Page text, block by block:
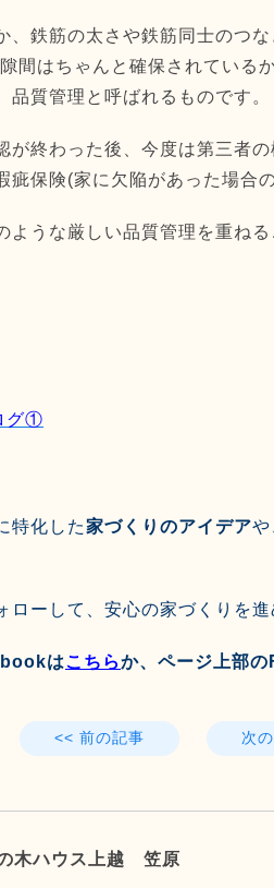
、鉄筋の太さや鉄筋同士のつ
間はちゃんと確保されている
質管理と呼ばれるものです。
が終わった後、今度は第三者
疵保険(家に欠陥があった場合
ような厳しい品質管理を重ね
グ①
特化した家づくりのアイデアや
ローして、安心の家づくりを進
はこちらか、ページ上部
<< 前の記事 次
木ハウス上越 笠原